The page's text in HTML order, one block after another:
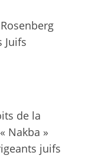
Juifs
de la
Nakba »
juifs